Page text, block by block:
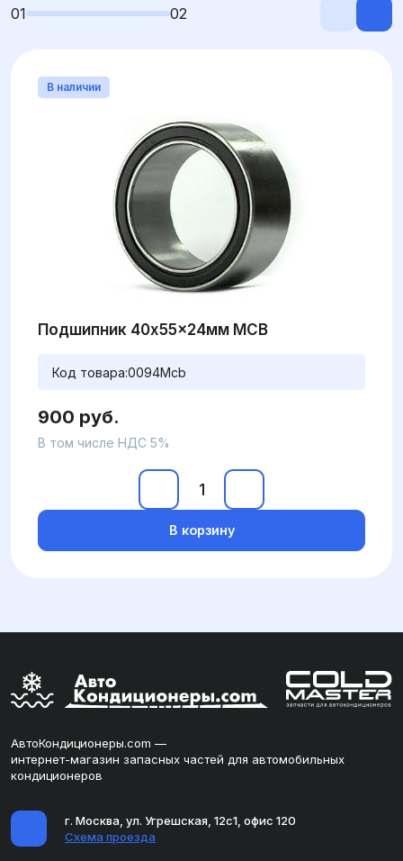
01 02
В наличии
Подшипник 40x55x24мм MCB
Код товара:0094Mcb
900 руб.
В том числе НДС 5%
В корзину
АвтоКондиционеры.com —
интернет-магазин запасных частей для автомобильных
кондиционеров
г. Москва, ул. Угрешская, 12с1, офис 120
Схема проезда